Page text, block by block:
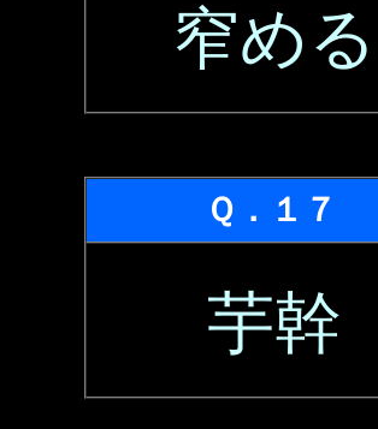
窄める
Ｑ．１７
芋幹